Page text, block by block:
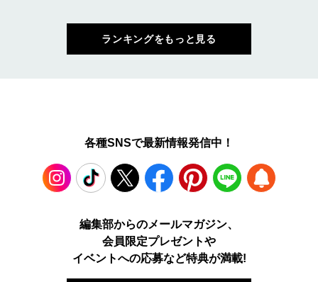
ランキングをもっと見る
各種SNSで最新情報発信中！
TikTok X Facebook Pinterest LINE
編集部からのメールマガジン、
会員限定プレゼントや
イベントへの応募など特典が満載!